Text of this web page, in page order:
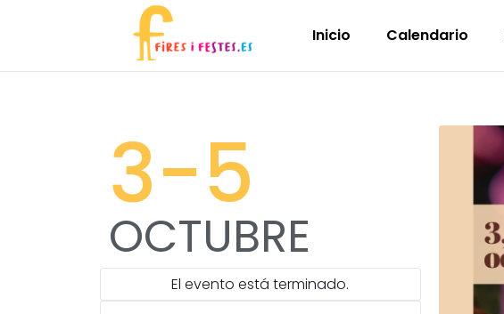
Inicio Calendario
3-5
OCTUBRE
El evento está terminado.